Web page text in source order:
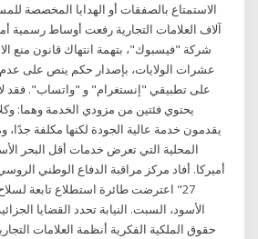
الاستمتاع بالصفقات أو الهدايا المخصصة
آلاف العلامات التجارية رفعت أوساط رسمية
شركة "فيسبوك"، بتهمة انتهاك قانون منع
عشرات الولايات، بإصدار حكم ينص على عدم
على تطبيقي "إنستغرام" و "واتساب". فقد
يحتوي فئتين من مزودي الخدمة وهما:
يقدمون خدمة عالية الجودة لكنها مكلفة جدًا،
المحلية التي تعرض خدمات أقل البحر
أميركا. أفاد مركز مراقبة الدفاع الوطني
27" اعترضت طائرة استطلاع تابعة
الأسود، السبت. النيابة تحدد القضايا
حقوق الملكية الفكرية أنظمة العلامات